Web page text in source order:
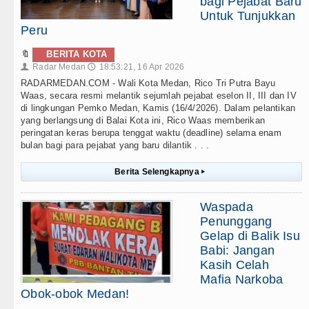
Untuk Tunjukkan
Peru
🔖 BERITA KOTA
👤 Radar Medan 🕔 18:53:21, 16 Apr 2026
RADARMEDAN.COM - Wali Kota Medan, Rico Tri Putra Bayu
Waas, secara resmi melantik sejumlah pejabat eselon II, III dan IV
di lingkungan Pemko Medan, Kamis (16/4/2026). Dalam pelantikan
yang berlangsung di Balai Kota ini, Rico Waas memberikan
peringatan keras berupa tenggat waktu (deadline) selama enam
bulan bagi para pejabat yang baru dilantik . . .
Berita Selengkapnya ▸
Waspada
Penunggang
Gelap di Balik Isu
Babi: Jangan
Kasih Celah
Mafia Narkoba
Obok-obok Medan!